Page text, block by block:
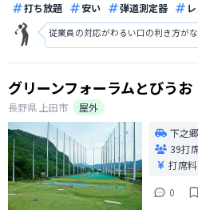
打ち放題 安い 弾道測定器
従業員の対応がわるい口の利き方が
グリーンフォーラムとびうお
長野県 上田市
屋外
下之
39打
打席料
0